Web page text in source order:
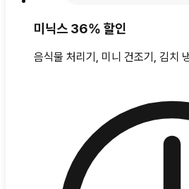
미닉스 36% 할인
음식물 처리기, 미니 건조기, 김치